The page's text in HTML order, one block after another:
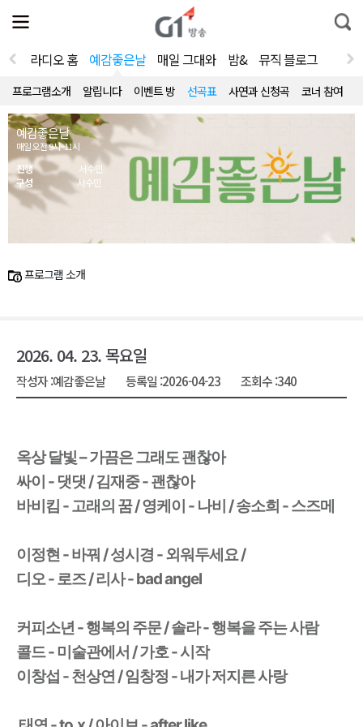
전
체
뉴
열
통
합
라디오 홈 예감좋은날 매일 그대와 밤& 뮤직 블로그
프로그램소개 알립니다 이벤트 방 선곡표 사연과 신청곡 코너 참여
예감좋은날
매일 오전 9시~11시
진행
서수민
구성
서수민
프로그램 소개
2026. 04. 23. 목요일
작성자 :예감좋은날 등록일 :2026-04-23 조회수 :340
옥상 달빛 – 가끔은 그래도 괜찮아
싸이 - 댓댓 / 김재중 - 괜찮아
바비킴 - 고래의 꿈 / 영케이 - 나비 / 송소희 - 스즈메
이정현 - 바꿔 / 성시경 - 외워두세요 /
디오 - 로즈 / 리사 - bad angel
커피소년 - 행복의 주문 / 솔라 - 행복을 주는 사람
콜드 - 미술관에서 / 가호 - 시작
이창섭 - 천상연 / 임창정 - 내가 저지른 사랑